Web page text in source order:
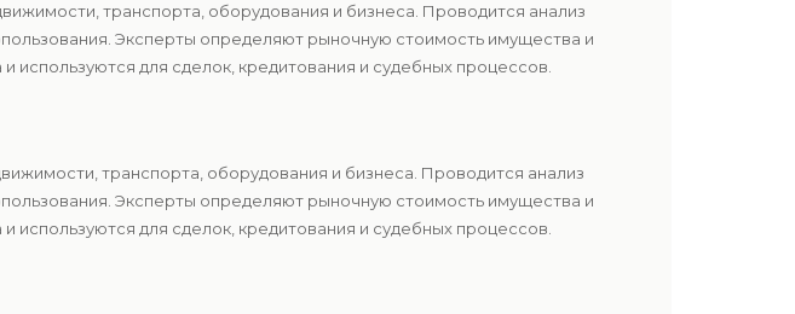
транспорта, оборудования и бизнеса. Проводится анализ
Эксперты определяют рыночную стоимость имущества и
для сделок, кредитования и судебных процессов.
транспорта, оборудования и бизнеса. Проводится анализ
Эксперты определяют рыночную стоимость имущества и
для сделок, кредитования и судебных процессов.